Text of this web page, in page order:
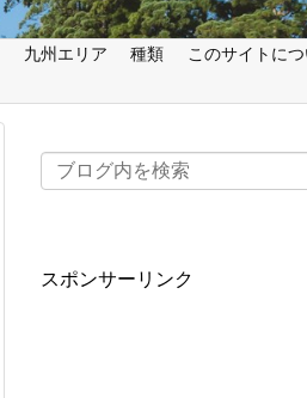
九州エリア 種類
このサイトに
スポンサーリンク